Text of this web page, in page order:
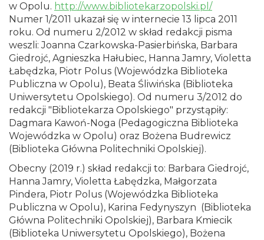
w Opolu. http://www.bibliotekarzopolski.pl/
Numer 1/2011 ukazał się w internecie 13 lipca 2011
roku. Od numeru 2/2012 w skład redakcji pisma
weszli: Joanna Czarkowska-Pasierbińska, Barbara
Giedrojć, Agnieszka Hałubiec, Hanna Jamry, Violetta
Łabędzka, Piotr Polus (Wojewódzka Biblioteka
Publiczna w Opolu), Beata Śliwińska (Biblioteka
Uniwersytetu Opolskiego). Od numeru 3/2012 do
redakcji "Bibliotekarza Opolskiego" przystąpiły:
Dagmara Kawoń-Noga (Pedagogiczna Biblioteka
Wojewódzka w Opolu) oraz Bożena Budrewicz
(Biblioteka Główna Politechniki Opolskiej).
Obecny (2019 r.) skład redakcji to: Barbara Giedrojć,
Hanna Jamry, Violetta Łabędzka, Małgorzata
Pindera, Piotr Polus (Wojewódzka Biblioteka
Publiczna w Opolu), Karina Fedynyszyn (Biblioteka
Główna Politechniki Opolskiej), Barbara Kmiecik
(Biblioteka Uniwersytetu Opolskiego), Bożena